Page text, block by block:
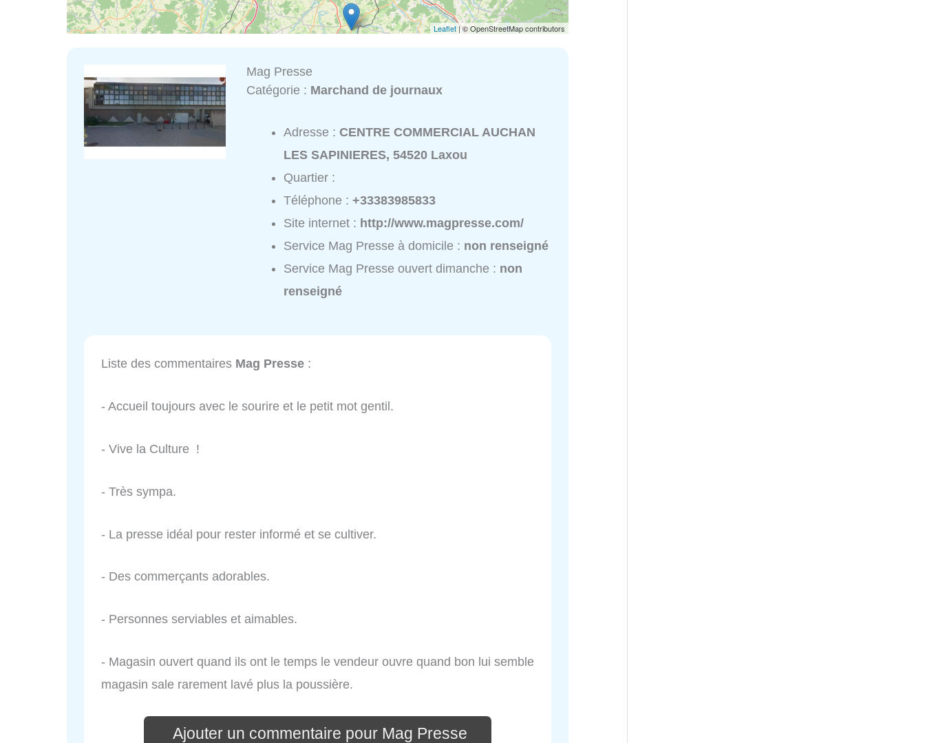
Leaflet| © OpenStreetMap contributors
Mag Presse
Catégorie : Marchand de journaux
Adresse :CENTRE COMMERCIAL AUCHAN
LES SAPINIERES, 54520 Laxou
Quartier :
Téléphone :+33383985833
Site internet : http://www.magpresse.com/
Service Mag Presse à domicile : non renseigné
Service Mag Presse ouvert dimanche : non
renseigné
Liste des commentaires Mag Presse :
- Accueil toujours avec le sourire et le petit mot gentil.
- Vive la Culture !
- Très sympa.
- La presse idéal pour rester informé et se cultiver.
- Des commerçants adorables.
- Personnes serviables et aimables.
- Magasin ouvert quand ils ont le temps le vendeur ouvre quand bon lui semble
magasin sale rarement lavé plus la poussière.
Ajouter un commentaire pour Mag Presse